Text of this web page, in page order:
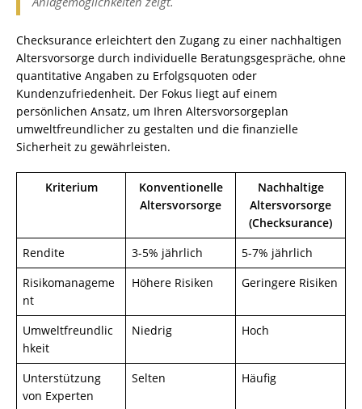
Checksurance erleichtert den Zugang zu einer nachhaltigen
Altersvorsorge durch individuelle Beratungsgespräche, ohne
quantitative Angaben zu Erfolgsquoten oder
Kundenzufriedenheit. Der Fokus liegt auf einem
persönlichen Ansatz, um Ihren Altersvorsorgeplan
umweltfreundlicher zu gestalten und die finanzielle
Sicherheit zu gewährleisten.
Kriterium
Konventionelle
Altersvorsorge
Nachhaltige
Altersvorsorge
(Checksurance)
Rendite
3-5% jährlich
5-7% jährlich
Risikomanageme
nt
Höhere Risiken Geringere Risiken
Umweltfreundlic
hkeit
Niedrig Hoch
Unterstützung
von Experten
Selten Häufig